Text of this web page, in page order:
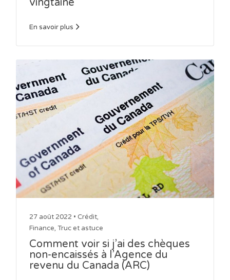
En savoir plus
27 août 2022 • Crédit,
Finance, Truc et astuce
Comment voir si j’ai des chèques
non-encaissés à l’Agence du
revenu du Canada (ARC)